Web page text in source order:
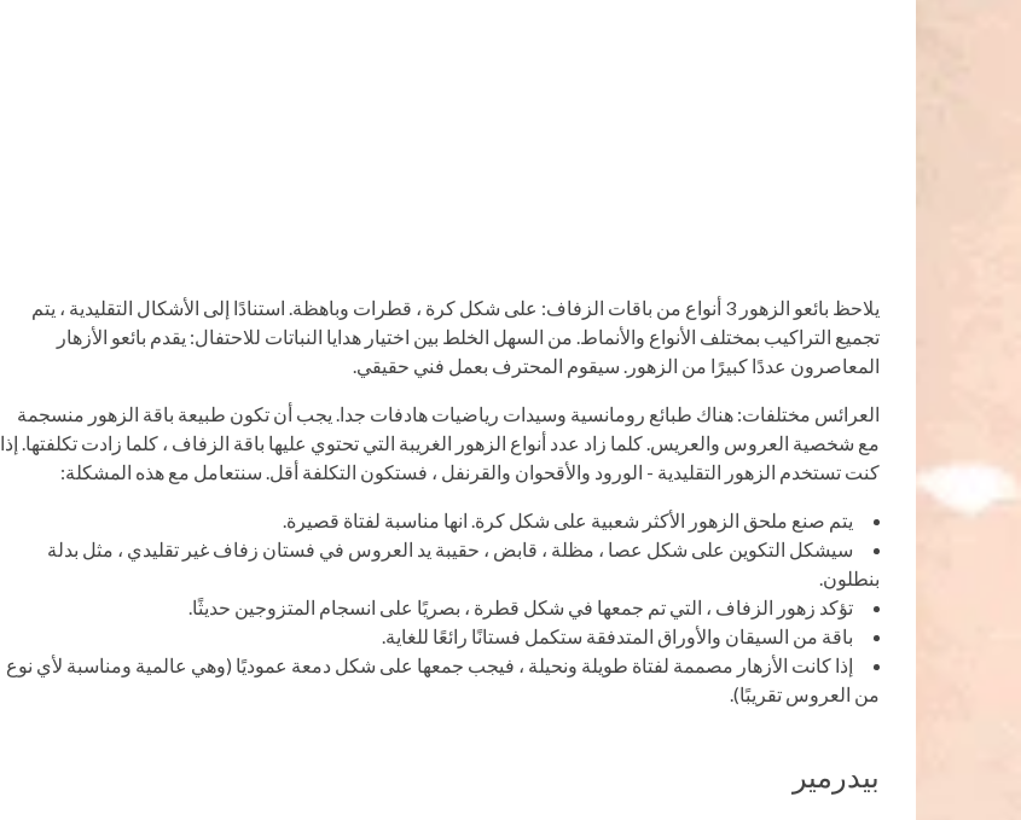
يلاحظ بائعو الزهور 3 أنواع من باقات الزفاف: على شكل كرة ، قطرات وباهظة. استنادًا إلى الأشكال التقليدية ، يتم
تجميع التراكيب بمختلف الأنواع والأنماط. من السهل الخلط بين اختيار هدايا النباتات للاحتفال: يقدم بائعو الأزهار
المعاصرون عددًا كبيرًا من الزهور. سيقوم المحترف بعمل فني حقيقي.
العرائس مختلفات: هناك طبائع رومانسية وسيدات رياضيات هادفات جدا. يجب أن تكون طبيعة باقة الزهور منسجمة
مع شخصية العروس والعريس. كلما زاد عدد أنواع الزهور الغريبة التي تحتوي عليها باقة الزفاف ، كلما زادت تكلفتها. إذا
كنت تستخدم الزهور التقليدية - الورود والأقحوان والقرنفل ، فستكون التكلفة أقل. سنتعامل مع هذه المشكلة:
يتم صنع ملحق الزهور الأكثر شعبية على شكل كرة. انها مناسبة لفتاة قصيرة.
سيشكل التكوين على شكل عصا ، مظلة ، قابض ، حقيبة يد العروس في فستان زفاف غير تقليدي ، مثل بدلة
بنطلون.
تؤكد زهور الزفاف ، التي تم جمعها في شكل قطرة ، بصريًا على انسجام المتزوجين حديثًا.
باقة من السيقان والأوراق المتدفقة ستكمل فستانًا رائعًا للغاية.
إذا كانت الأزهار مصممة لفتاة طويلة ونحيلة ، فيجب جمعها على شكل دمعة عموديًا (وهي عالمية ومناسبة لأي نوع
من العروس تقريبًا).
بيدرمير